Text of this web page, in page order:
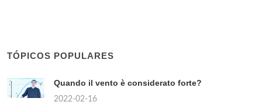
TÓPICOS POPULARES
Quando il vento è considerato forte?
2022-02-16